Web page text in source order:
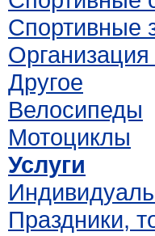
Спортивные
Другое
Велосипеды
Мотоциклы
Услуги
Праздники,